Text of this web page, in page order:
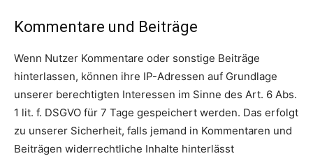
Kommentare und Beiträge
Wenn Nutzer Kommentare oder sonstige Beiträge
hinterlassen, können ihre IP-Adressen auf Grundlage
unserer berechtigten Interessen im Sinne des Art. 6 Abs.
1 lit. f. DSGVO für 7 Tage gespeichert werden. Das erfolgt
zu unserer Sicherheit, falls jemand in Kommentaren und
Beiträgen widerrechtliche Inhalte hinterlässt